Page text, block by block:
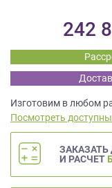
242
Изготовим в любом
Посмотреть
ЗАКАЗАТЬ
И РАСЧЕТ